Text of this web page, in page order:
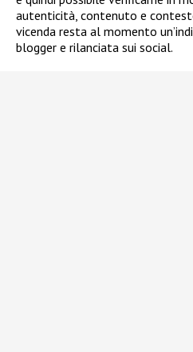
autenticità, contenuto e
vicenda resta al momento
blogger e rilanciata sui social.